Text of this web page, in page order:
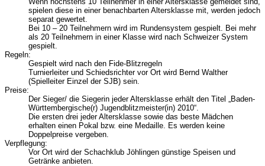
spielen diese in einer benachbarten Altersklasse mit, werden jedoch
separat gewertet.
Bei 10 – 20 Teilnehmern wird im Rundensystem gespielt. Bei mehr
als 20 Teilnehmern in einer Klasse wird nach Schweizer System
gespielt.
Regeln:
Gespielt wird nach den Fide-Blitzregeln
Turnierleiter und Schiedsrichter vor Ort wird Bernd Walther
(Spielleiter Einzel der SJB) sein.
Preise:
Der Sieger/ die Siegerin jeder Altersklasse erhält den Titel „Baden-
Württembergische(r) Jugendblitzmeister(in) 2010“.
Die ersten drei jeder Altersklasse sowie das beste Mädchen
erhalten einen Pokal bzw. eine Medaille. Es werden keine
Doppelpreise vergeben.
Verpflegung:
Vor Ort wird der Schachklub Jöhlingen günstige Speisen und
Getränke anbieten.